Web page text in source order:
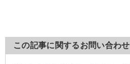
この記事に関するお問い合わせ